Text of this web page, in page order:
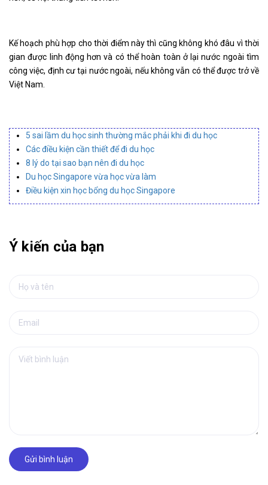
Kế hoạch phù hợp cho thời điểm này thì cũng không khó đâu vì thời
gian được linh động hơn và có thể hoàn toàn ở lại nước ngoài tìm
công việc, định cư tại nước ngoài, nếu không vẫn có thể được trở về
Việt Nam.
5 sai lầm du học sinh thường mắc phải khi đi du học
Các điều kiện cần thiết để đi du học
8 lý do tại sao bạn nên đi du học
Du học Singapore vừa học vừa làm
Điều kiện xin học bổng du học Singapore
Ý kiến của bạn
Gửi bình luận